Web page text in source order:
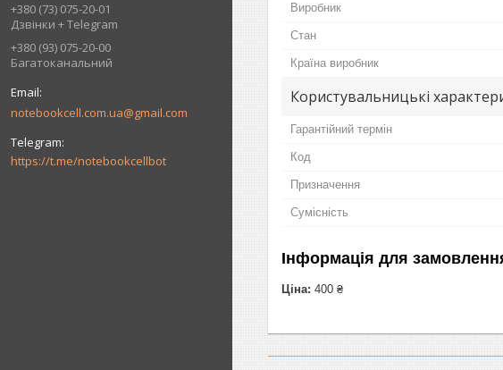
+380 (73) 075-20-01
Дзвінки + Telegram
+380 (93) 075-20-00
Багатоканальний
notebookcell.com.ua@gmail.com
https://t.me/notebookcellbot
Виробник
Стан
Країна виробник
Користувальницькі
Гарантійний термін
Код
Призначення
Сумісність
Інформація для
Ціна: 400 ₴